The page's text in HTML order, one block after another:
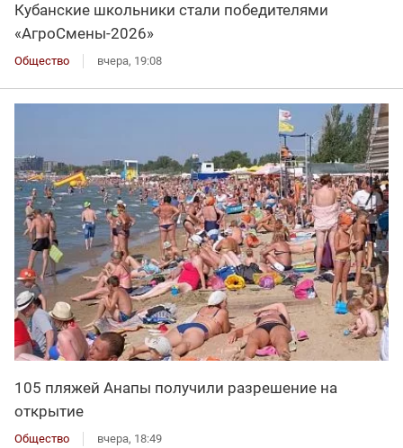
Кубанские школьники стали победителями
«АгроСмены-2026»
Общество вчера, 19:08
105 пляжей Анапы получили разрешение на
открытие
Общество вчера, 18:49